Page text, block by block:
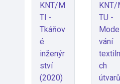
KNT/M
TI -
Tkáňov
é
inženýr
ství
(2020)
KNT/
TU -
vání
ch
útvarů